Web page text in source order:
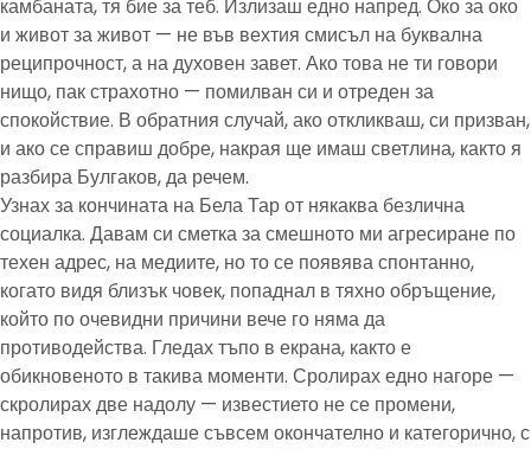
камбаната, тя бие за теб. Излизаш едно напред. Око за око
и живот за живот — не във вехтия смисъл на буквална
реципрочност, а на духовен завет. Ако това не ти говори
нищо, пак страхотно — помилван си и отреден за
спокойствие. В обратния случай, ако откликваш, си призван,
и ако се справиш добре, накрая ще имаш светлина, както я
разбира Булгаков, да речем.
Узнах за кончината на Бела Тар от някаква безлична
социалка. Давам си сметка за смешното ми агресиране по
техен адрес, на медиите, но то се появява спонтанно,
когато видя близък човек, попаднал в тяхно обръщение,
който по очевидни причини вече го няма да
противодейства. Гледах тъпо в екрана, както е
обикновеното в такива моменти. Сролирах едно нагоре —
скролирах две надолу — известието не се промени,
напротив, изглеждаше съвсем окончателно и категорично, с